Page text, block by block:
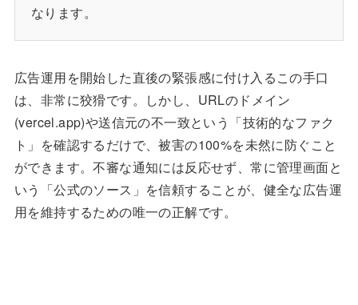
なります。
広告運用を開始した直後の緊張感に付け入るこの手口
は、非常に狡猾です。しかし、URLのドメイン
(vercel.app)や送信元の不一致という「技術的なファク
ト」を確認するだけで、被害の100%を未然に防ぐこと
ができます。不審な通知には反応せず、常に管理画面と
いう「公式のソース」を信頼することが、健全な広告運
用を維持するための唯一の正解です。